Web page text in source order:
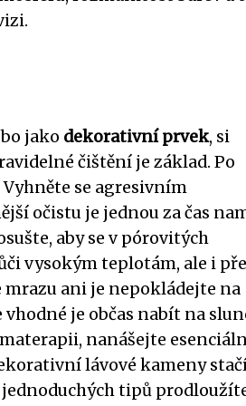
jako dekorativní prvek, si
čištění je základ. Po
se agresivním
očistu je jednou za čas
aby se v pórovitých
vysokým teplotám, ale i
ani je nepokládejte na
je občas nabít na
nanášejte
lávové kameny
tipů